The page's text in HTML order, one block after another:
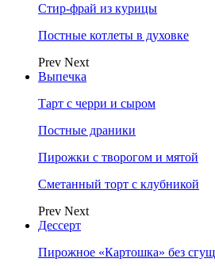
Стир-фрай из курицы
Постные котлеты в духовке
Prev Next
Выпечка
Тарт с черри и сыром
Постные драники
Пирожки с творогом и мятой
Сметанный торт с клубникой
Prev Next
Дессерт
Пирожное «Картошка» без